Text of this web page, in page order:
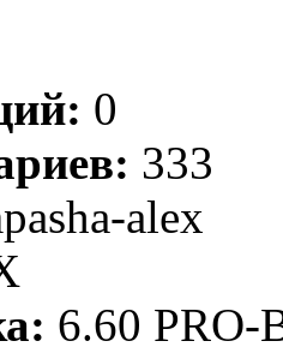
0
333
alex
6.60 PRO-